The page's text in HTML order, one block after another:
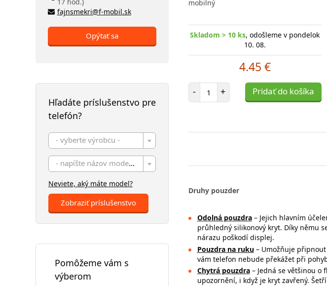
fajnsmekri@f-mobil.sk
Opýtať sa
Hľadáte príslušenstvo pre
telefón?
- vyberte výrobcu -
- napíšte názov modelu -
Neviete, aký máte model?
Zobraziť príslušenstvo
Pomôžeme vám s
výberom
mobilný
Skladom > 10 ks, odošleme v pondelok
10. 08.
4.45 €
- Počet položiek
+ Pridať do košíka
Druhy pouzder
Odolná pouzdra– Jejich hlavním
průhledný silikonový kryt. Díky němu
nárazu poškodí displej.
Pouzdra na ruku– Umožňuje připnout
vám telefon nebude překážet při
Chytrá pouzdra– Jedná se většinou o
upozornění, i když je kryt zavřený.